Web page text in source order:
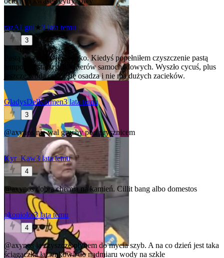
razALgul★3 lata temu
3
Pastą do zębów jest spoko. Kiedyś popełniłem czyszczenie pastą
tempo, do starszych lakierów samochodowych. Wyszło cycuś, plus
jeszcze woda mniej się osadza i nie ma dużych zacieków.
GladysDelKarmen3 lata temu
3
@axynos nie wal gruchy pod prysznicem
Kyr_Kaw3 lata temu
4
@axynosdobra chemia na kamień. Cillit bang albo domestos
okoniolot3 lata temu
4
@axynosja czyszczę płynem do mycia szyb. A na co dzień jest taka
ściągaczka łazienkowa do nadmiaru wody na szkle